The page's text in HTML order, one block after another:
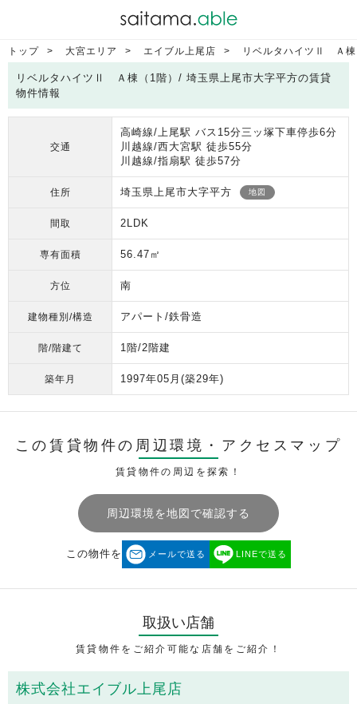
トップ 大宮エリア エイブル上尾店 リベルタハイツⅡ Ａ棟
リベルタハイツⅡ Ａ棟（1階）/ 埼玉県上尾市大字平方の賃貸
物件情報
交通
高崎線/上尾駅 バス15分三ッ塚下車停歩6分
川越線/西大宮駅 徒歩55分
川越線/指扇駅 徒歩57分
住所 埼玉県上尾市大字平方 地図
間取 2LDK
専有面積 56.47㎡
方位 南
建物種別/構造 アパート/鉄骨造
階/階建て 1階/2階建
築年月 1997年05月 (築29年)
この賃貸物件の周辺環境・ アクセスマップ
賃貸物件の周辺を探索！
周辺環境を地図で確認する
この物件を メールで送る LINEで送る
取扱い店舗
賃貸物件をご紹介可能な店舗をご紹介！
株式会社エイブル上尾店